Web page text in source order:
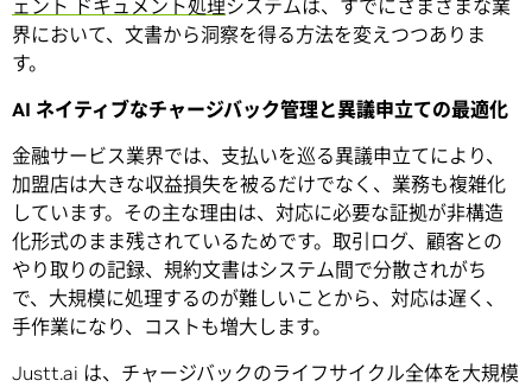
ェント ドキュメント処理システムは、すでにさまざまな業
界において、文書から洞察を得る方法を変えつつありま
す。
AI ネイティブなチャージバック管理と異議申立ての最適化
金融サービス業界では、支払いを巡る異議申立てにより、
加盟店は大きな収益損失を被るだけでなく、業務も複雑化
しています。その主な理由は、対応に必要な証拠が非構造
化形式のまま残されているためです。取引ログ、顧客との
やり取りの記録、規約文書はシステム間で分散されがち
で、大規模に処理するのが難しいことから、対応は遅く、
手作業になり、コストも増大します。
Justt.ai は、チャージバックのライフサイクル全体を大規模